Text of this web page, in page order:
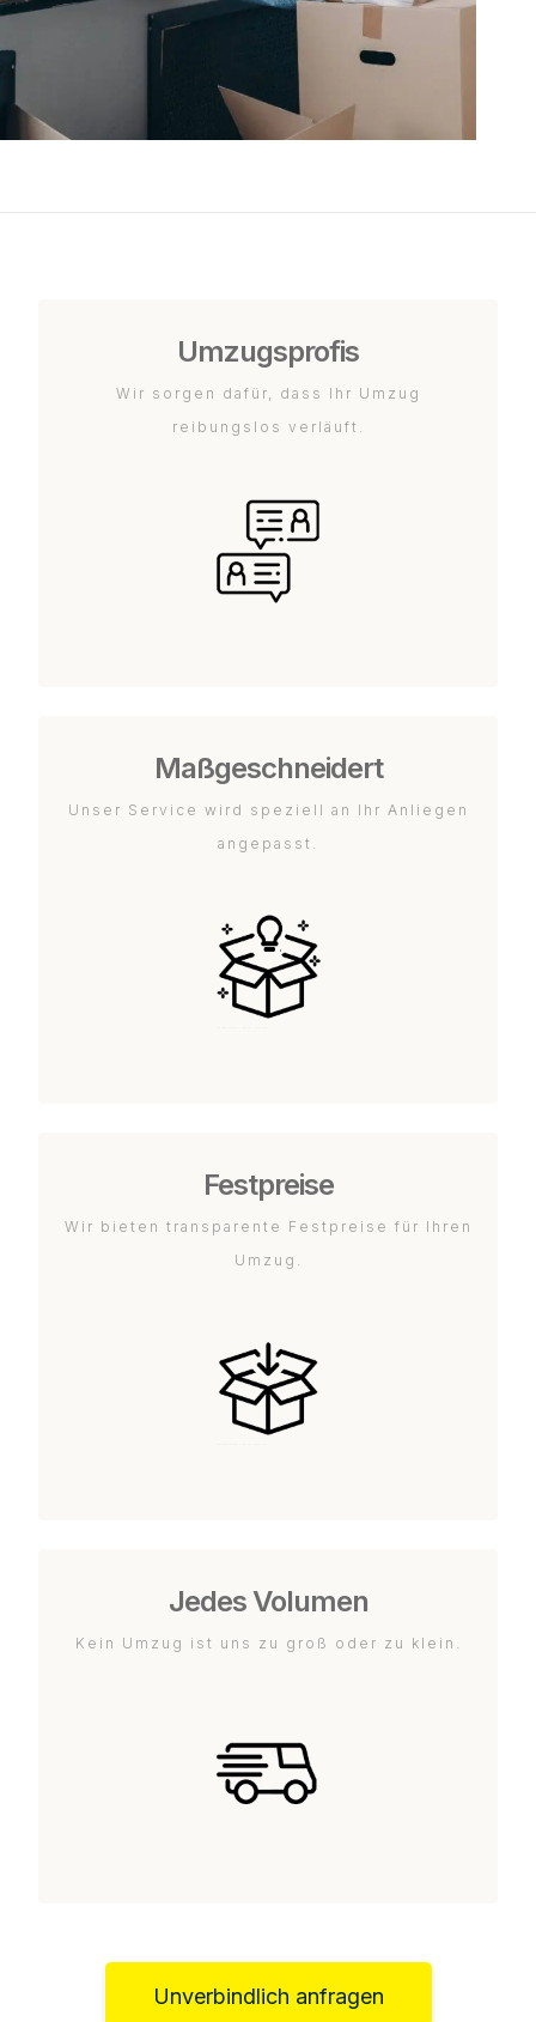
Umzugsprofis
Wir sorgen dafür, dass Ihr Umzug
reibungslos verläuft.
Maßgeschneidert
Unser Service wird speziell an Ihr Anliegen
angepasst.
Festpreise
Wir bieten transparente Festpreise für Ihren
Umzug.
Jedes Volumen
Kein Umzug ist uns zu groß oder zu klein.
Unverbindlich anfragen